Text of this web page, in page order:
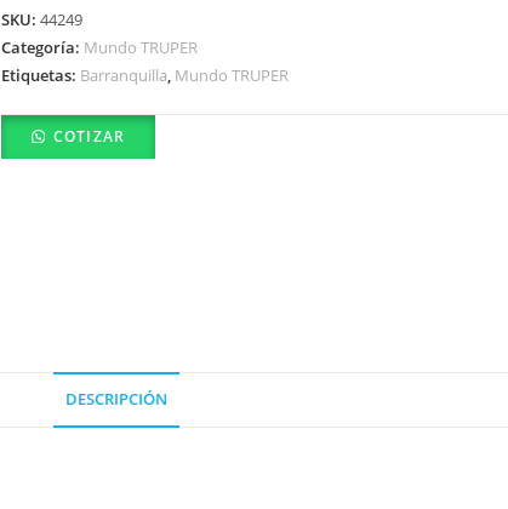
SKU:44249
Categoría: Mundo TRUPER
Etiquetas: Barranquilla Mundo TRUPER
COTIZAR
DESCRIPCIÓN